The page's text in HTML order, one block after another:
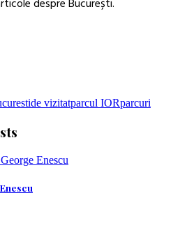
de vizitatparcul IORparcuri